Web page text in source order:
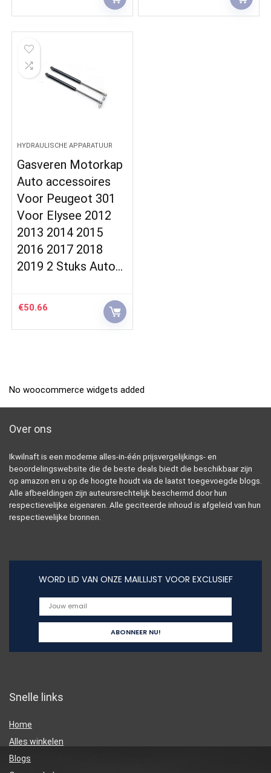
HYDRAULISCHE APPARATUUR
Gasveren Motorkap
Auto accessoires
Voor Peugeot 301
Voor Elysee 2012
2013 2014 2015
2016 2017 2018
2019 2 Stuks Auto…
€50.66
No woocommerce widgets added
Over ons
Ikwilnaft is een moderne alles-in-één prijsvergelijkings- en
beoordelingswebsite die de beste deals biedt die beschikbaar zijn
op amazon en u op de hoogte houdt via de laatst toegevoegde blogs.
Alle afbeeldingen zijn auteursrechtelijk beschermd door hun
respectievelijke eigenaren. Alle geciteerde inhoud is afgeleid van hun
respectievelijke bronnen.
WORD LID VAN ONZE MAILLIJST VOOR EXCLUSIEF
Snelle links
Home
Alles winkelen
Blogs